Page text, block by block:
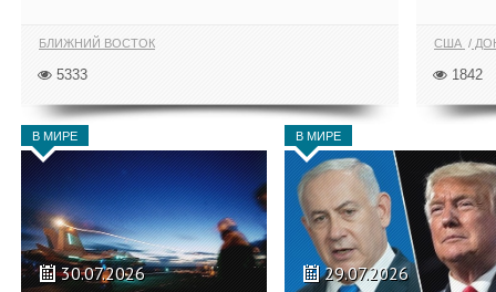
БЛИЖНИЙ ВОСТОК
5333
США
1842
В МИРЕ
30.07.2026
В МИРЕ
29.07.2026